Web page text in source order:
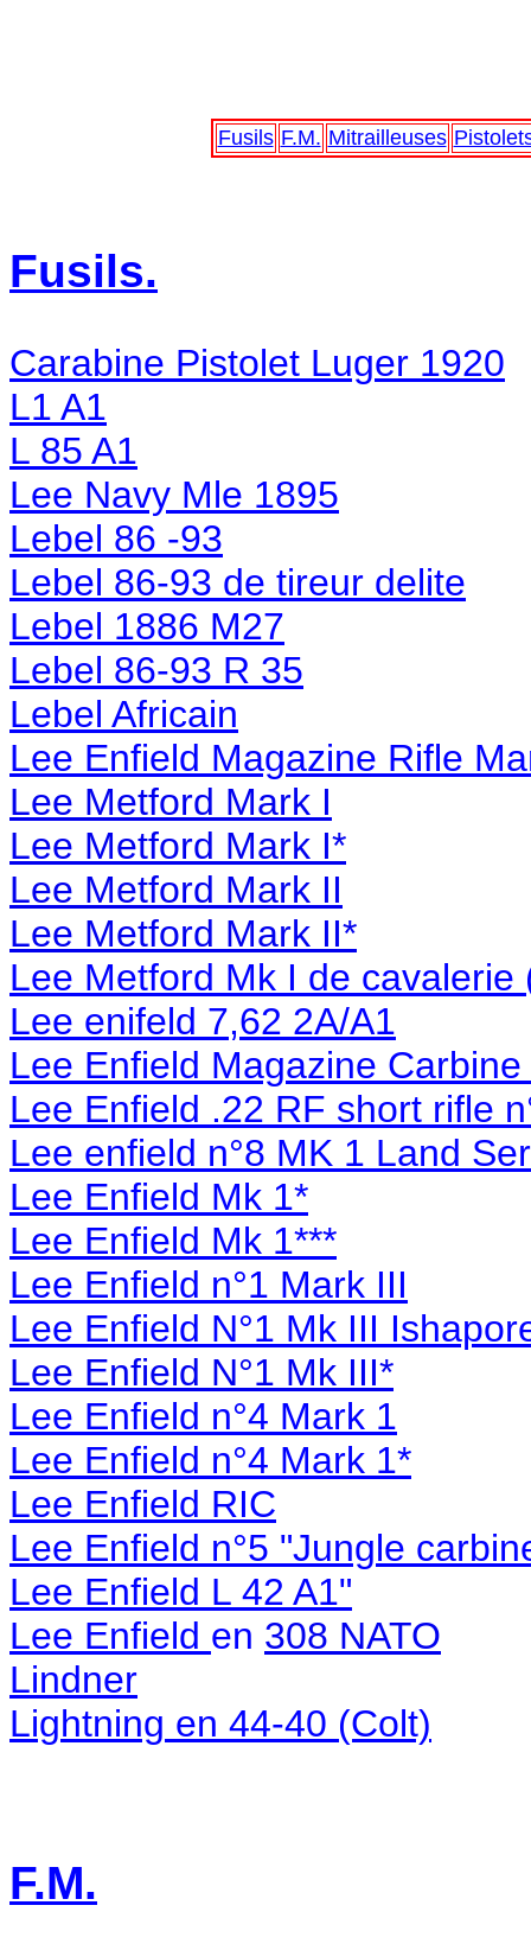
Fusils F.M. Mitrailleuses
Fusils.
Carabine Pistolet Luger 1920
L1 A1
L 85 A1
Lee Navy Mle 1895
Lebel 86 -93
Lebel 86-93 de tireur delite
Lebel 1886 M27
Lebel 86-93 R 35
Lebel Africain
Lee Enfield Magazine Rifle
Lee Metford Mark I
Lee Metford Mark I*
Lee Metford Mark II
Lee Metford Mark II*
Lee Metford Mk I de cavalerie
Lee enifeld 7,62 2A/A1
Lee Enfield Magazine
Lee Enfield .22 RF short rifle
Lee enfield n°8 MK 1 Land
Lee Enfield Mk 1*
Lee Enfield Mk 1***
Lee Enfield n°1 Mark III
Lee Enfield N°1 Mk III
Lee Enfield N°1 Mk III*
Lee Enfield n°4 Mark 1
Lee Enfield n°4 Mark 1*
Lee Enfield RIC
Lee Enfield n°5 "Jungle
Lee Enfield L 42 A1"
Lee Enfield en 308 NATO
Lindner
Lightning en 44-40 (Colt)
F.M.